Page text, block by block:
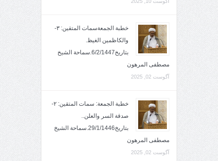
خطبة الجمعةسمات المتقين: ٣-
والكاظمين الغيظ.
بتاريخ6/2/1447.سماحة الشيخ
مصطفى المرهون
آگوست 02, 2025
خطبة الجمعة: سمات المتقين: ٢-
صدقة السر والعلن..
بتاريخ29/1/1446.سماحة الشيخ
مصطفى المرهون
آگوست 02, 2025